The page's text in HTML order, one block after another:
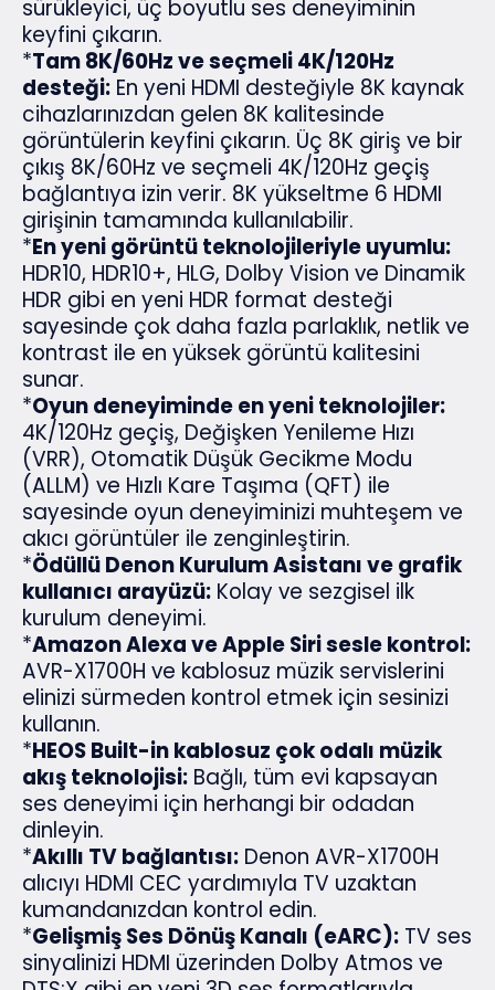
sürükleyici, üç boyutlu ses deneyiminin
keyfini çıkarın.
*Tam 8K/60Hz ve seçmeli 4K/120Hz
desteği: En yeni HDMI desteğiyle 8K kaynak
cihazlarınızdan gelen 8K kalitesinde
görüntülerin keyfini çıkarın. Üç 8K giriş ve bir
çıkış 8K/60Hz ve seçmeli 4K/120Hz geçiş
bağlantıya izin verir. 8K yükseltme 6 HDMI
girişinin tamamında kullanılabilir.
*En yeni görüntü teknolojileriyle uyumlu:
HDR10, HDR10+, HLG, Dolby Vision ve Dinamik
HDR gibi en yeni HDR format desteği
sayesinde çok daha fazla parlaklık, netlik ve
kontrast ile en yüksek görüntü kalitesini
sunar.
*Oyun deneyiminde en yeni teknolojiler:
4K/120Hz geçiş, Değişken Yenileme Hızı
(VRR), Otomatik Düşük Gecikme Modu
(ALLM) ve Hızlı Kare Taşıma (QFT) ile
sayesinde oyun deneyiminizi muhteşem ve
akıcı görüntüler ile zenginleştirin.
*Ödüllü Denon Kurulum Asistanı ve grafik
kullanıcı arayüzü: Kolay ve sezgisel ilk
kurulum deneyimi.
*Amazon Alexa ve Apple Siri sesle kontrol:
AVR-X1700H ve kablosuz müzik servislerini
elinizi sürmeden kontrol etmek için sesinizi
kullanın.
*HEOS Built-in kablosuz çok odalı müzik
akış teknolojisi: Bağlı, tüm evi kapsayan
ses deneyimi için herhangi bir odadan
dinleyin.
*Akıllı TV bağlantısı: Denon AVR-X1700H
alıcıyı HDMI CEC yardımıyla TV uzaktan
kumandanızdan kontrol edin.
*Gelişmiş Ses Dönüş Kanalı (eARC): TV ses
sinyalinizi HDMI üzerinden Dolby Atmos ve